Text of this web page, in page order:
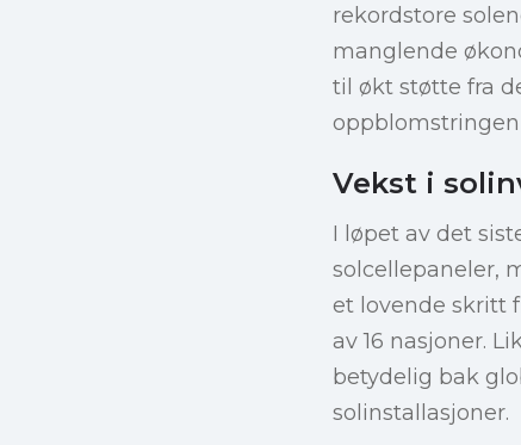
rekordstore
manglende
til økt støtte fra
Vekst i
I løpet av det
solcellepaneler,
et lovende skritt
av 16 nasjoner.
betydelig bak
solinstallasjoner.